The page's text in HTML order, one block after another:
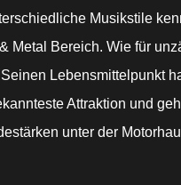
Musikstile
Metal Bereich. Wie für
Lebensmittelpunkt
Attraktion und
unter der